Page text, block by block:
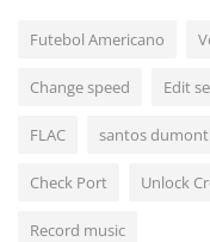
Futebol Americano
Change speed Edit
FLAC santos dumont
Check Port Unlock
Record music